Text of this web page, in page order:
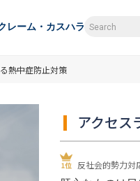
レーム・カスハラ
熱中症防止対策
アクセス
反社会的勢力対